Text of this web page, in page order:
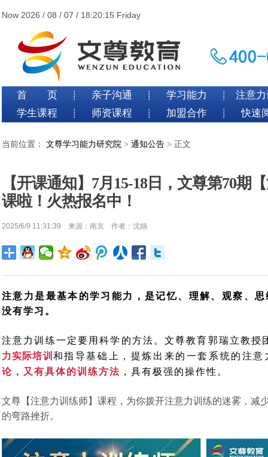
Now 2026 / 08 / 07 / 18:20:17 Friday
首 页 ┊ 亲子沟通 ┊ 学习能力 ┊
注意
学生课程
┊ 师资课程 ┊ 加盟合作 ┊ 快速
当前位置： 文尊学习能力研究院 > 通知公告 > 正文
【开课通知】7月15-18日，文尊第70期
课啦！火热报名中！
2025/6/9 11:31:39 来源：南京 作者：沈娟
注意力是最基本的学习能力，是记忆、理解、观察、
没有学习。
注意力训练一定要用科学的方法。文尊教育郭瑞立教授
力实际培训和指导基础上，提炼出来的一套系统的注
论，又有具体的训练方法 ，具有极强的操作性。
文尊【注意力训练师】课程， 为你拨开注意力训练的迷雾，减
的弯路挫折。